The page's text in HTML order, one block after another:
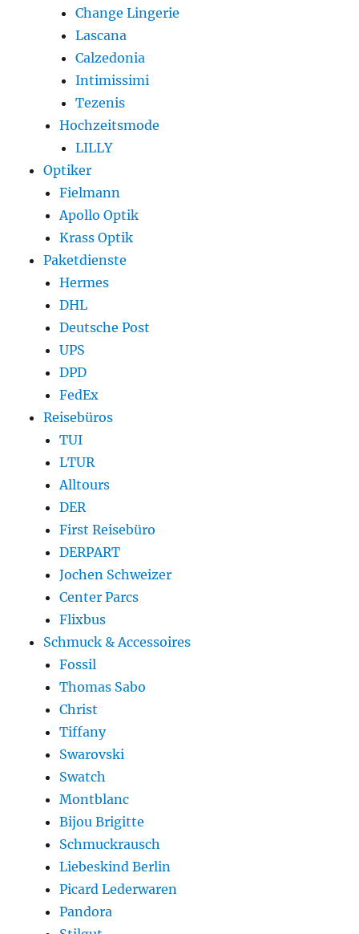
Change Lingerie
Lascana
Calzedonia
Intimissimi
Tezenis
Hochzeitsmode
LILLY
Optiker
Fielmann
Apollo Optik
Krass Optik
Paketdienste
Hermes
DHL
Deutsche Post
UPS
DPD
FedEx
Reisebüros
TUI
LTUR
Alltours
DER
First Reisebüro
DERPART
Jochen Schweizer
Center Parcs
Flixbus
Schmuck & Accessoires
Fossil
Thomas Sabo
Christ
Tiffany
Swarovski
Swatch
Montblanc
Bijou Brigitte
Schmuckrausch
Liebeskind Berlin
Picard Lederwaren
Pandora